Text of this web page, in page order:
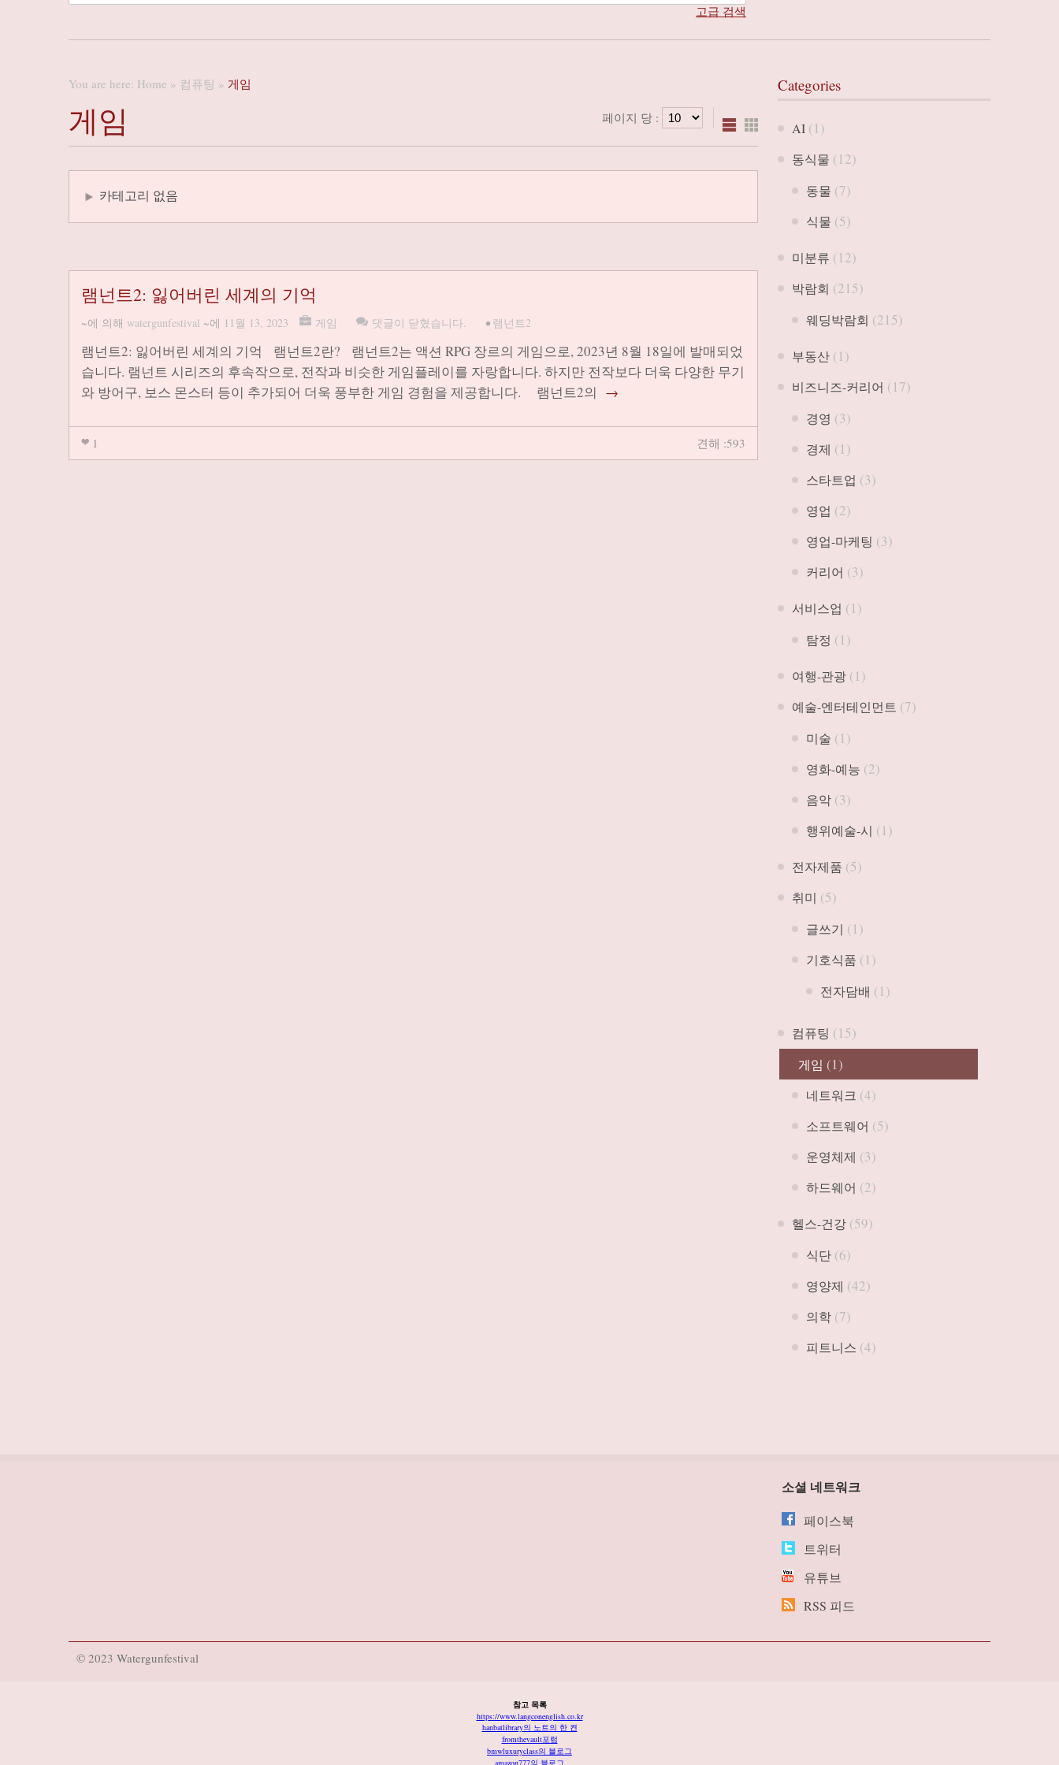
고급 검색
You are here: Home » 컴퓨팅 » 게임
게임 페이지 당 :
카테고리 없음
램넌트2: 잃어버린 세계의 기억
~에 의해 watergunfestival ~에 11월 13, 2023 게임 댓글이 닫혔습니다. • 램넌트2
램넌트2: 잃어버린 세계의 기억 램넌트2란? 램넌트2는 액션 RPG 장르의 게임으로, 2023년 8월 18일에 발매되었
습니다. 램넌트 시리즈의 후속작으로, 전작과 비슷한 게임플레이를 자랑합니다. 하지만 전작보다 더욱 다양한 무기
와 방어구, 보스 몬스터 등이 추가되어 더욱 풍부한 게임 경험을 제공합니다. 램넌트2의 →
1 견해 :593
Categories
AI (1)
동식물 (12)
동물 (7)
식물 (5)
미분류 (12)
박람회 (215)
웨딩박람회 (215)
부동산 (1)
비즈니즈-커리어 (17)
경영 (3)
경제 (1)
스타트업 (3)
영업 (2)
영업-마케팅 (3)
커리어 (3)
서비스업 (1)
탐정 (1)
여행-관광 (1)
예술-엔터테인먼트 (7)
미술 (1)
영화-예능 (2)
음악 (3)
행위예술-시 (1)
전자제품 (5)
취미 (5)
글쓰기 (1)
기호식품 (1)
전자담배 (1)
컴퓨팅 (15)
게임 (1)
네트워크 (4)
소프트웨어 (5)
운영체제 (3)
하드웨어 (2)
헬스-건강 (59)
식단 (6)
영양제 (42)
의학 (7)
피트니스 (4)
소셜 네트워크
페이스북
트위터
유튜브
RSS 피드
© 2023 Watergunfestival
참고 목록
https://www.langconenglish.co.kr
hanbatlibrary의 노트의 한 켠
fromthevault포럼
bmwluxuryclass의 블로그
amazon777의 블로그